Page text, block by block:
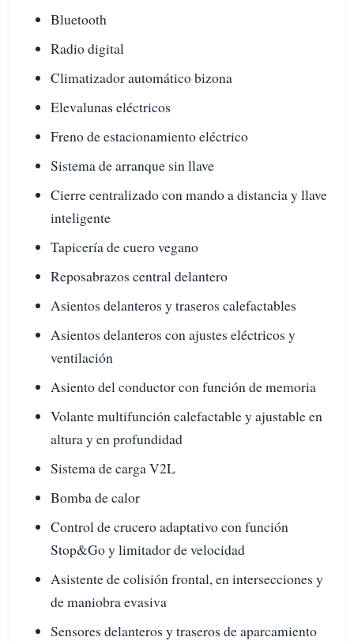
Bluetooth
Radio digital
Climatizador automático bizona
Elevalunas eléctricos
Freno de estacionamiento eléctrico
Sistema de arranque sin llave
Cierre centralizado con mando a distancia y llave
inteligente
Tapicería de cuero vegano
Reposabrazos central delantero
Asientos delanteros y traseros calefactables
Asientos delanteros con ajustes eléctricos y
ventilación
Asiento del conductor con función de memoria
Volante multifunción calefactable y ajustable en
altura y en profundidad
Sistema de carga V2L
Bomba de calor
Control de crucero adaptativo con función
Stop&Go y limitador de velocidad
Asistente de colisión frontal, en intersecciones y
de maniobra evasiva
Sensores delanteros y traseros de aparcamiento